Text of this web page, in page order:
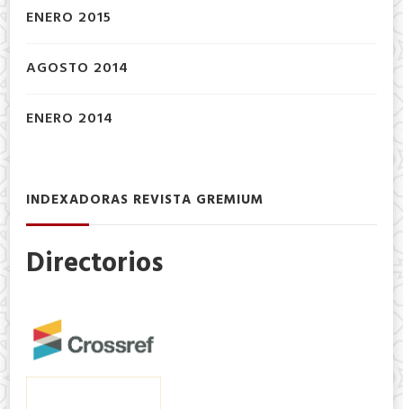
ENERO 2015
AGOSTO 2014
ENERO 2014
INDEXADORAS REVISTA GREMIUM
Directorios